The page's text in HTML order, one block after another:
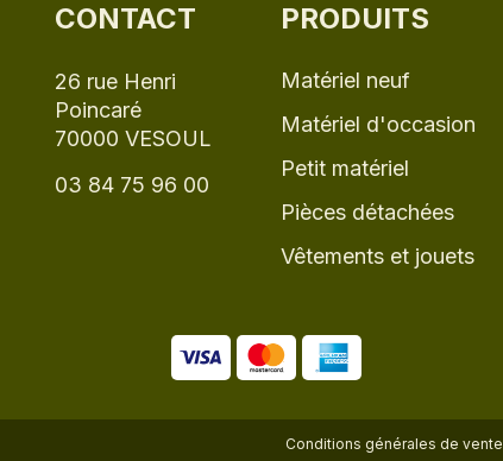
CONTACT
26 rue Henri
Poincaré
70000 VESOUL
03 84 75 96 00
PRODUITS
Matériel neuf
Matériel d'occasion
Petit matériel
Pièces détachées
Vêtements et jouets
Conditions générales de vente